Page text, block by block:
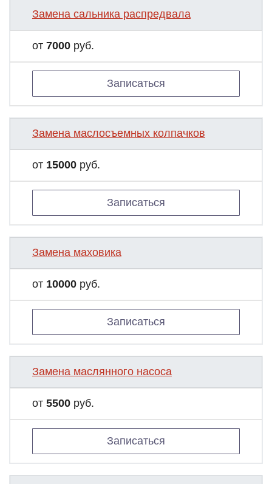
Замена сальника распредвала
от 7000 руб.
Записаться
Замена маслосъемных колпачков
от 15000 руб.
Записаться
Замена маховика
от 10000 руб.
Записаться
Замена маслянного насоса
от 5500 руб.
Записаться